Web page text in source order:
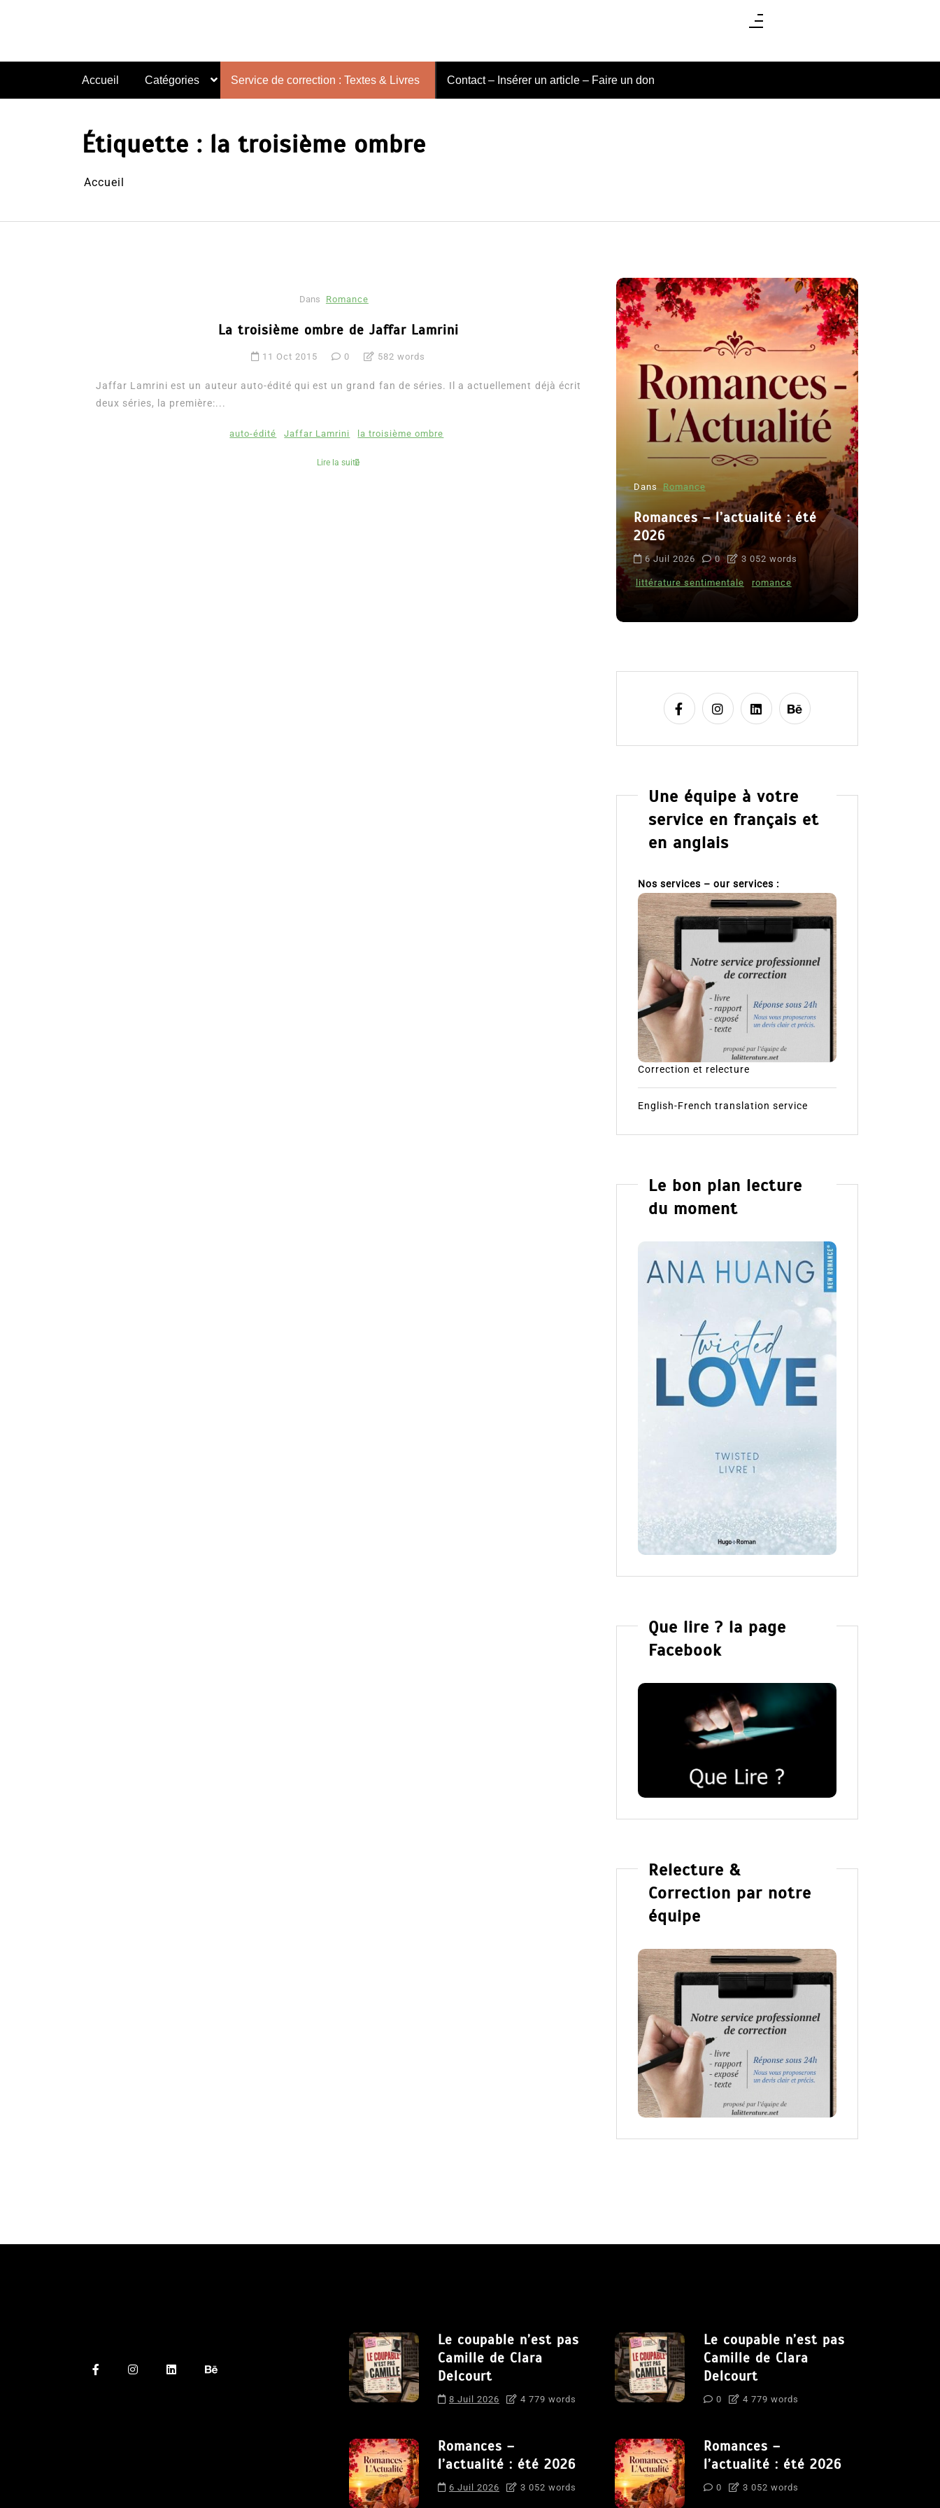
Accueil Catégories Service de correction : Textes & Livres Contact – Insérer un article – Faire un don
Étiquette : la troisième ombre
Accueil
Dans Romance
La troisième ombre de Jaffar Lamrini
11 Oct 2015 0 582 words
Jaffar Lamrini est un auteur auto-édité qui est un grand fan de séries. Il a actuellement déjà écrit
deux séries, la première:...
auto-édité Jaffar Lamrini la troisième ombre
Lire la suite
Dans Romance
Romances – l’actualité : été
2026
6 Juil 2026 0 3 052 words
littérature sentimentale romance
Une équipe à votre
service en français et
en anglais
Nos services – our services :
Correction et relecture
English-French translation service
Le bon plan lecture
du moment
Que lire ? la page
Facebook
Relecture &
Correction par notre
équipe
Le coupable n’est pas
Camille de Clara
Delcourt
8 Juil 2026 4 779 words
Romances –
l’actualité : été 2026
6 Juil 2026 3 052 words
Le coupable n’est pas
Camille de Clara
Delcourt
0 4 779 words
Romances –
l’actualité : été 2026
0 3 052 words